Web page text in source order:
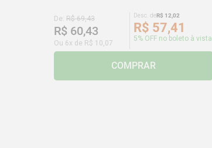
De:R$ 69,43
R$ 60,43
Ou 6x de R$ 10 07
Desc. deR$ 12 02
R$ 57,41
5% OFF no boleto à vista
COMPRAR